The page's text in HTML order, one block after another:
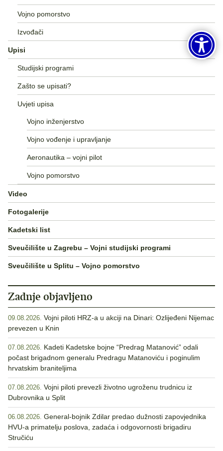
Vojno pomorstvo
Izvođači
Upisi
Studijski programi
Zašto se upisati?
Uvjeti upisa
Vojno inženjerstvo
Vojno vođenje i upravljanje
Aeronautika – vojni pilot
Vojno pomorstvo
Video
Fotogalerije
Kadetski list
Sveučilište u Zagrebu – Vojni studijski programi
Sveučilište u Splitu – Vojno pomorstvo
Zadnje objavljeno
09.08.2026. Vojni piloti HRZ-a u akciji na Dinari: Ozlijeđeni Nijemac
prevezen u Knin
07.08.2026. Kadeti Kadetske bojne “Predrag Matanović” odali
počast brigadnom generalu Predragu Matanoviću i poginulim
hrvatskim braniteljima
07.08.2026. Vojni piloti prevezli životno ugroženu trudnicu iz
Dubrovnika u Split
06.08.2026. General-bojnik Zdilar predao dužnosti zapovjednika
HVU-a primatelju poslova, zadaća i odgovornosti brigadiru
Stručiću